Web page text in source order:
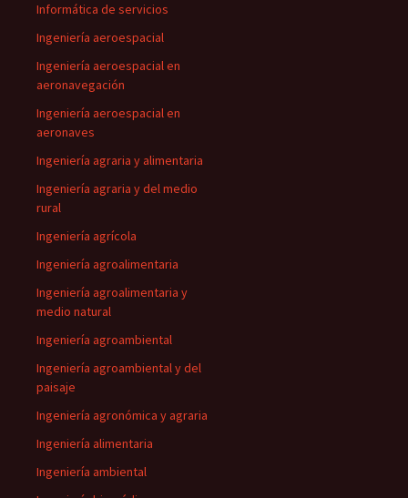
Informática de servicios
Ingeniería aeroespacial
Ingeniería aeroespacial en
aeronavegación
Ingeniería aeroespacial en
aeronaves
Ingeniería agraria y alimentaria
Ingeniería agraria y del medio
rural
Ingeniería agrícola
Ingeniería agroalimentaria
Ingeniería agroalimentaria y
medio natural
Ingeniería agroambiental
Ingeniería agroambiental y del
paisaje
Ingeniería agronómica y agraria
Ingeniería alimentaria
Ingeniería ambiental